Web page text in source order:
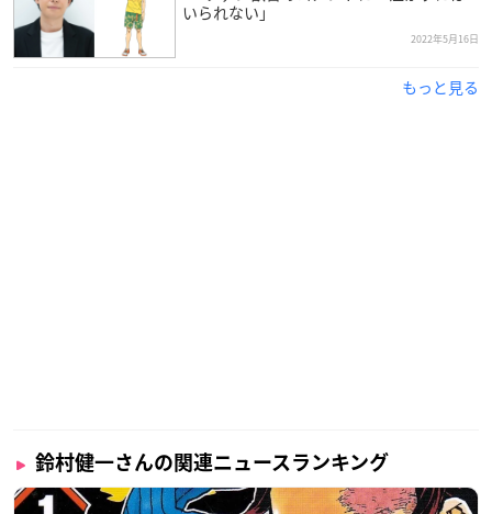
いられない」
2022年5月16日
もっと見る
鈴村健一さんの関連ニュースランキング